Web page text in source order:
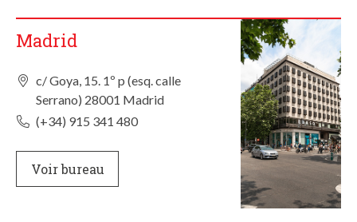
Madrid
c/ Goya, 15. 1º p (esq. calle
Serrano) 28001 Madrid
(+34) 915 341 480
Voir bureau